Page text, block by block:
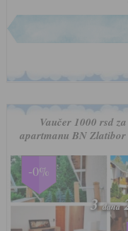
Vaučer 1000 rsd
apartmanu BN
-0%
3dana
3dana